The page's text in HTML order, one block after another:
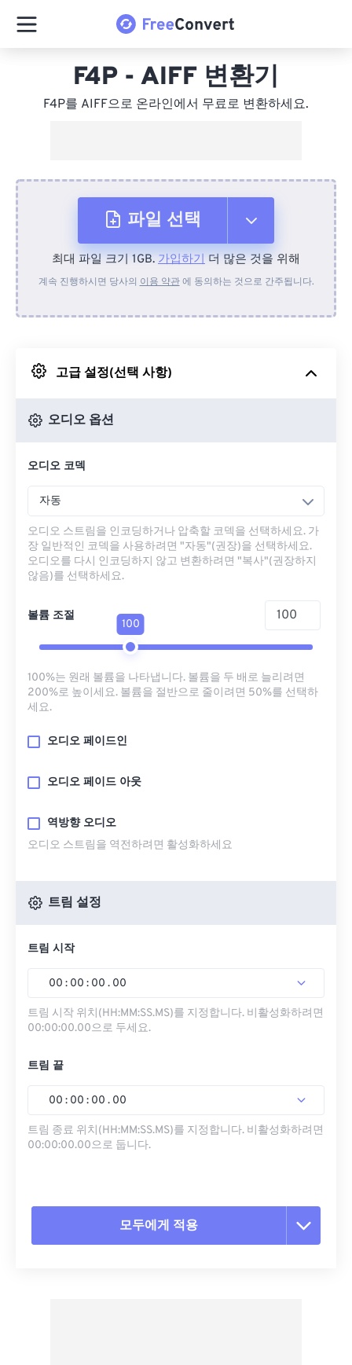
F4P - AIFF 변환기
F4P를 AIFF으로 온라인에서 무료로 변환하세요.
파일 선택
장치에서
Google 드라이브에서
최대 파일 크기 1GB. 가입하기 더 많은 것을 위해
계속 진행하시면 당사의 이용 약관에 동의하는 것으로 간주됩니다.
고급 설정(선택 사항)
오디오 옵션
오디오 코덱
자동
오디오 스트림을 인코딩하거나 압축할 코덱을 선택하세요. 가
장 일반적인 코덱을 사용하려면 "자동"(권장)을 선택하세요.
오디오를 다시 인코딩하지 않고 변환하려면 "복사"(권장하지
않음)를 선택하세요.
볼륨 조절
100
100%는 원래 볼륨을 나타냅니다. 볼륨을 두 배로 늘리려면
200%로 높이세요. 볼륨을 절반으로 줄이려면 50%를 선택하
세요.
오디오 페이드인
오디오 페이드 아웃
역방향 오디오
오디오 스트림을 역전하려면 활성화하세요
트림 설정
트림 시작
00 : 00 : 00 . 00
트림 시작 위치(HH:MM:SS.MS)를 지정합니다. 비활성화하려면
00:00:00.00으로 두세요.
트림 끝
00 : 00 : 00 . 00
트림 종료 위치(HH:MM:SS.MS)를 지정합니다. 비활성화하려면
00:00:00.00으로 둡니다.
모두에게 적용